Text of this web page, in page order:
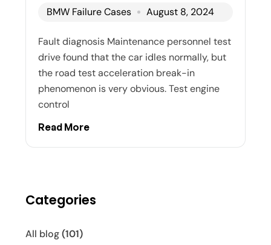
BMW Failure Cases August 8, 2024
Fault diagnosis Maintenance personnel test
drive found that the car idles normally, but
the road test acceleration break-in
phenomenon is very obvious. Test engine
control
Read More
Categories
All blog(101)